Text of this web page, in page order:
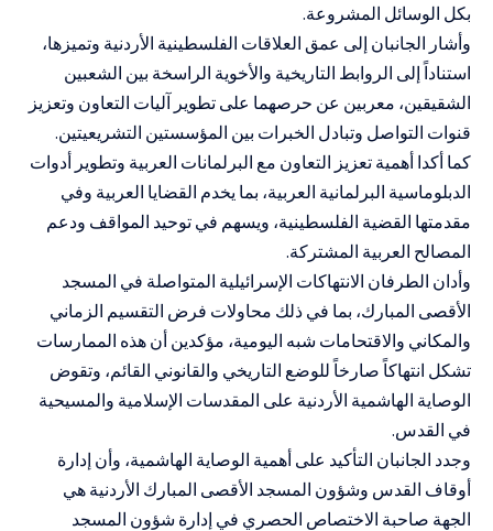
بكل الوسائل المشروعة.
وأشار الجانبان إلى عمق العلاقات الفلسطينية الأردنية وتميزها،
استناداً إلى الروابط التاريخية والأخوية الراسخة بين الشعبين
الشقيقين، معربين عن حرصهما على تطوير آليات التعاون وتعزيز
قنوات التواصل وتبادل الخبرات بين المؤسستين التشريعيتين.
كما أكدا أهمية تعزيز التعاون مع البرلمانات العربية وتطوير أدوات
الدبلوماسية البرلمانية العربية، بما يخدم القضايا العربية وفي
مقدمتها القضية الفلسطينية، ويسهم في توحيد المواقف ودعم
المصالح العربية المشتركة.
وأدان الطرفان الانتهاكات الإسرائيلية المتواصلة في المسجد
الأقصى المبارك، بما في ذلك محاولات فرض التقسيم الزماني
والمكاني والاقتحامات شبه اليومية، مؤكدين أن هذه الممارسات
تشكل انتهاكاً صارخاً للوضع التاريخي والقانوني القائم، وتقوض
الوصاية الهاشمية الأردنية على المقدسات الإسلامية والمسيحية
في القدس.
وجدد الجانبان التأكيد على أهمية الوصاية الهاشمية، وأن إدارة
أوقاف القدس وشؤون المسجد الأقصى المبارك الأردنية هي
الجهة صاحبة الاختصاص الحصري في إدارة شؤون المسجد